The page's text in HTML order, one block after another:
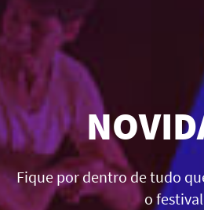
Fique por dentro de tudo
o